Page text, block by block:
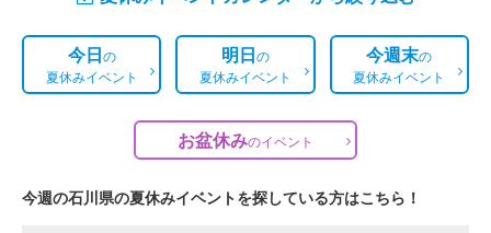
今日の
夏休みイベント
明日の
夏休みイベント
今週末の
夏休みイベント
お盆休みのイベント
今週の石川県の夏休みイベントを探している方はこちら！